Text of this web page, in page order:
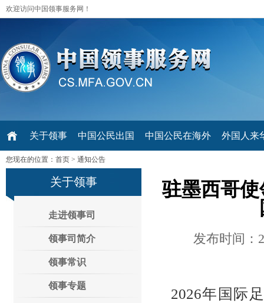
欢迎访问中国领事服务网！
关于领事 中国公民出国 中国公民在海外 外国人来
您现在的位置： 首页 > 通知公告
关于领事
走进领事司
领事司简介
领事常识
领事专题
驻墨西哥
发布时间：
2026年国际